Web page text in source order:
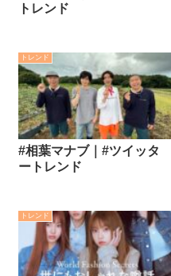
トレンド
トレンド
#相葉マナブ｜#ツイッタ
ートレンド
トレンド